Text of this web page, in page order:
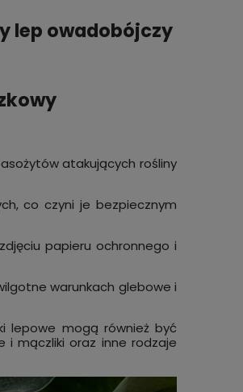
lep owadobójczy
atakujących rośliny
co czyni je bezpiecznym
papieru ochronnego i
warunkach glebowe i
lepowe mogą również być
i mączliki oraz inne rodzaje